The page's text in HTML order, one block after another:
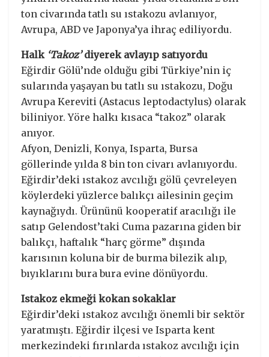
ton civarında tatlı su ıstakozu avlanıyor,
Avrupa, ABD ve Japonya’ya ihraç ediliyordu.
Halk ‘Takoz’diyerek avlayıp satıyordu
Eğirdir Gölü’nde olduğu gibi Türkiye’nin iç
sularında yaşayan bu tatlı su ıstakozu, Doğu
Avrupa Kereviti (Astacus leptodactylus) olarak
biliniyor. Yöre halkı kısaca “takoz” olarak
anıyor.
Afyon, Denizli, Konya, Isparta, Bursa
göllerinde yılda 8 bin ton civarı avlanıyordu.
Eğirdir’deki ıstakoz avcılığı gölü çevreleyen
köylerdeki yüzlerce balıkçı ailesinin geçim
kaynağıydı. Ürününü kooperatif aracılığı ile
satıp Gelendost’taki Cuma pazarına giden bir
balıkçı, haftalık “harç görme” dışında
karısının koluna bir de burma bilezik alıp,
bıyıklarını bura bura evine dönüyordu.
Istakoz ekmeği kokan sokaklar
Eğirdir’deki ıstakoz avcılığı önemli bir sektör
yaratmıştı. Eğirdir ilçesi ve Isparta kent
merkezindeki fırınlarda ıstakoz avcılığı için